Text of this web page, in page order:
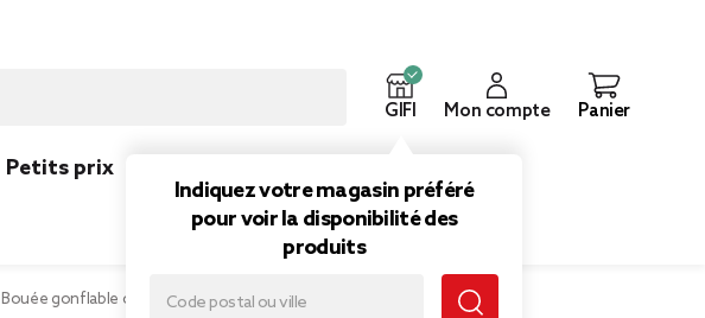
GIFI
Indiquez votre magasin préféré
pour voir la disponibilité des
produits
Mon compte Panier
Petits prix
Bouée gonflable capybara Squichy plastique marron 61x81cm